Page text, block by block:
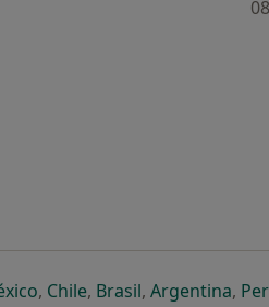
separador
num novo separador
abre num novo separador
, Chileabre num novo
, Brasilabre num
, Argentina,